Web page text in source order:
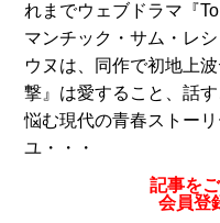
れまでウェブドラマ『
マンチック・サム・レ
ウヌは、同作で初地上
撃』は愛すること、話
悩む現代の青春ストー
ユ・・・
記事を
会員登